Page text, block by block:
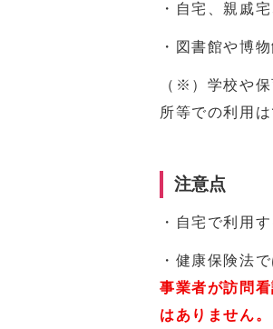
・自宅、親戚
・図書館や博
（※）学校や
所等での利用は
注意点
・自宅で利用
・健康保険法
事業者が訪問
はありません。